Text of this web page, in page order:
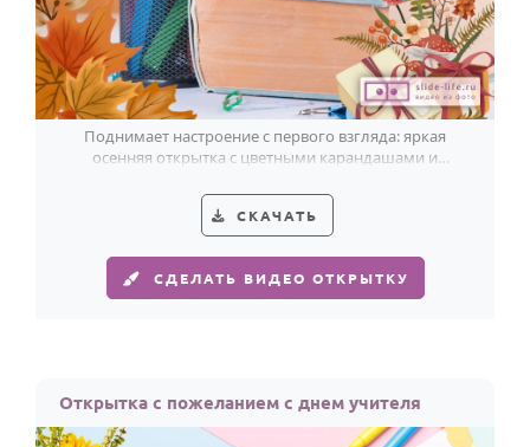
Поднимает настроение с первого взгляда: яркая
осенняя открытка с цветными карандашами и
СКАЧАТЬ
СДЕЛАТЬ ВИДЕО ОТКРЫТКУ
Открытка с пожеланием с днем учителя